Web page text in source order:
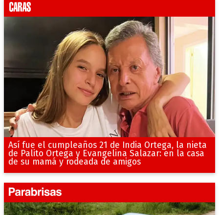
Así fue el cumpleaños 21 de India Ortega, la nieta
de Palito Ortega y Evangelina Salazar: en la casa
de su mamá y rodeada de amigos